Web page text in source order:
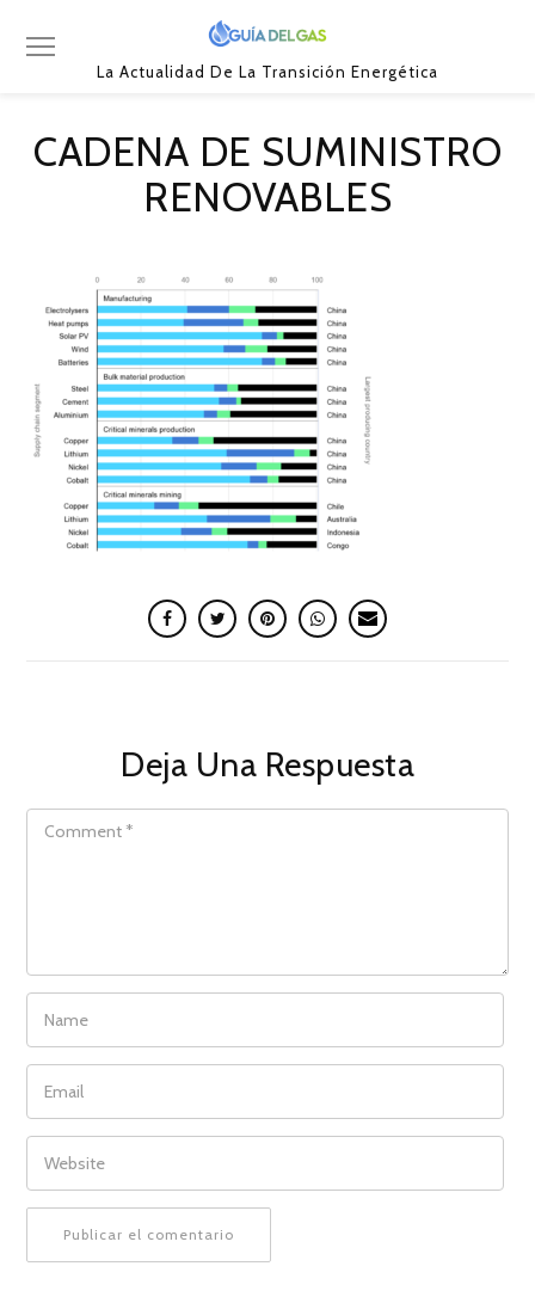
La Actualidad De La Transición Energética
CADENA DE SUMINISTRO
RENOVABLES
Deja Una Respuesta
COMMENT
NAME
EMAIL
WEBSITE